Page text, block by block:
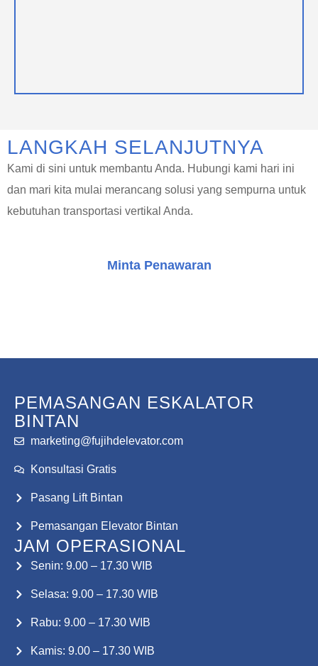
LANGKAH SELANJUTNYA
Kami di sini untuk membantu Anda. Hubungi kami hari ini
dan mari kita mulai merancang solusi yang sempurna untuk
kebutuhan transportasi vertikal Anda.
Minta Penawaran
PEMASANGAN ESKALATOR
BINTAN
marketing@fujihdelevator.com
Konsultasi Gratis
Pasang Lift Bintan
Pemasangan Elevator Bintan
JAM OPERASIONAL
Senin: 9.00 – 17.30 WIB
Selasa: 9.00 – 17.30 WIB
Rabu: 9.00 – 17.30 WIB
Kamis: 9.00 – 17.30 WIB